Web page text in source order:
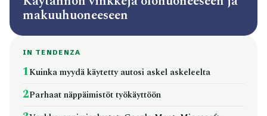
makuuhuoneeseen
IN TENDENZA
1Kuinka myydä käytetty autosi askel askeleelta
2Parhaat näppäimistöt työkäyttöön